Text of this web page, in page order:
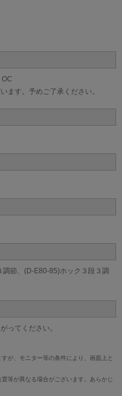
OC
ます。予めご了承ください。
節、(D-E80-85)ホック３段３調
ってください。
が、モニター等の条件により、画面上と
等が異なる場合がございます。あらかじ